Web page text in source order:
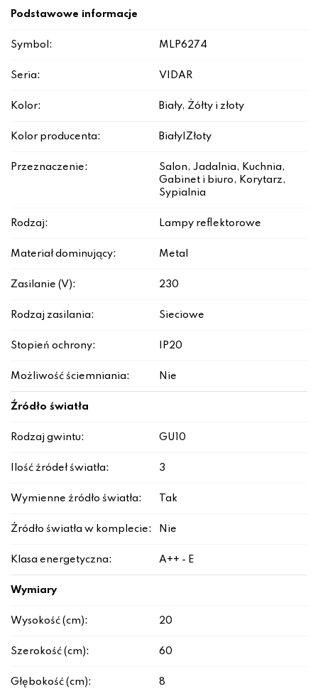
Podstawowe informacje
Symbol: MLP6274
Seria: VIDAR
Kolor: Biały, Żółty i złoty
Kolor producenta: Biały|Złoty
Przeznaczenie:
Salon, Jadalnia, Kuchnia,
Gabinet i biuro, Korytarz,
Sypialnia
Rodzaj: Lampy reflektorowe
Materiał dominujący: Metal
Zasilanie (V): 230
Rodzaj zasilania: Sieciowe
Stopień ochrony: IP20
Możliwość ściemniania: Nie
Źródło światła
Rodzaj gwintu: GU10
Ilość źródeł światła: 3
Wymienne źródło światła: Tak
Źródło światła w komplecie: Nie
Klasa energetyczna: A++ - E
Wymiary
Wysokość (cm): 20
Szerokość (cm): 60
Głębokość (cm): 8